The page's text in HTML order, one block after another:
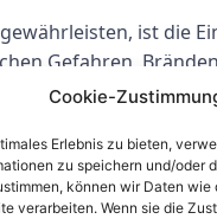
Cookie-
Erlebnis zu bieten,
zu speichern und/oder
können wir Daten
verarbeiten. Wenn sie die
ist die
Gefahren,
der VDE-
Prüfung
Teil 600 gehören: